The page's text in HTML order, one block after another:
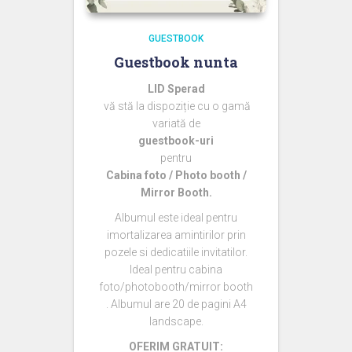
GUESTBOOK
Guestbook nunta
LID Sperad
vă stă la dispoziție cu o gamă
variată de
guestbook-uri
pentru
Cabina foto / Photo booth /
Mirror Booth.
Albumul este ideal pentru
imortalizarea amintirilor prin
pozele si dedicatiile invitatilor.
Ideal pentru cabina
foto/photobooth/mirror booth
. Albumul are 20 de pagini A4
landscape.
OFERIM GRATUIT: